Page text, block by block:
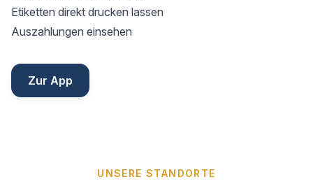
Etiketten direkt drucken lassen
Auszahlungen einsehen
Zur App
UNSERE STANDORTE